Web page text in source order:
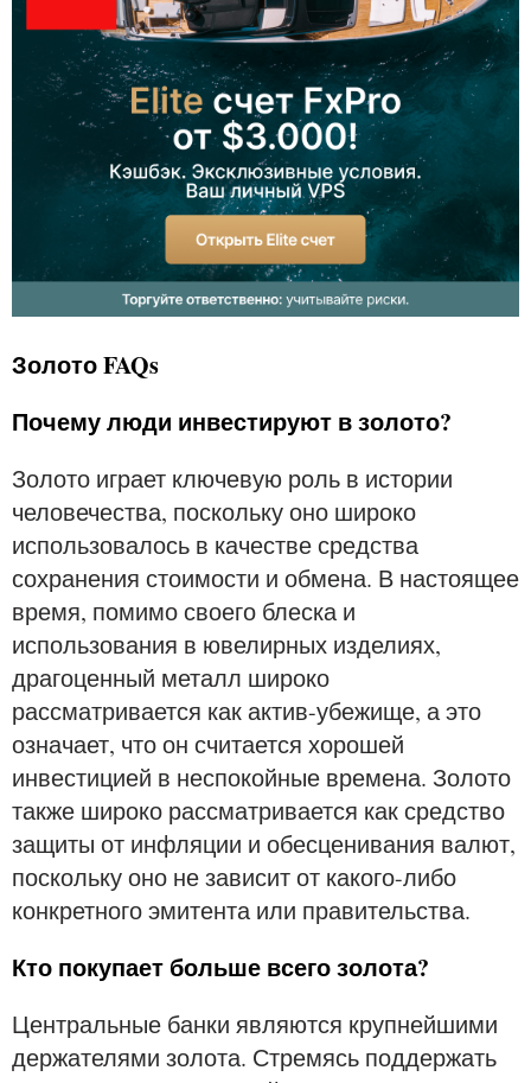
Золото FAQs
Почему люди инвестируют в золото?
Золото играет ключевую роль в истории
человечества, поскольку оно широко
использовалось в качестве средства
сохранения стоимости и обмена. В настоящее
время, помимо своего блеска и
использования в ювелирных изделиях,
драгоценный металл широко
рассматривается как актив-убежище, а это
означает, что он считается хорошей
инвестицией в неспокойные времена. Золото
также широко рассматривается как средство
защиты от инфляции и обесценивания валют,
поскольку оно не зависит от какого-либо
конкретного эмитента или правительства.
Кто покупает больше всего золота?
Центральные банки являются крупнейшими
держателями золота. Стремясь поддержать